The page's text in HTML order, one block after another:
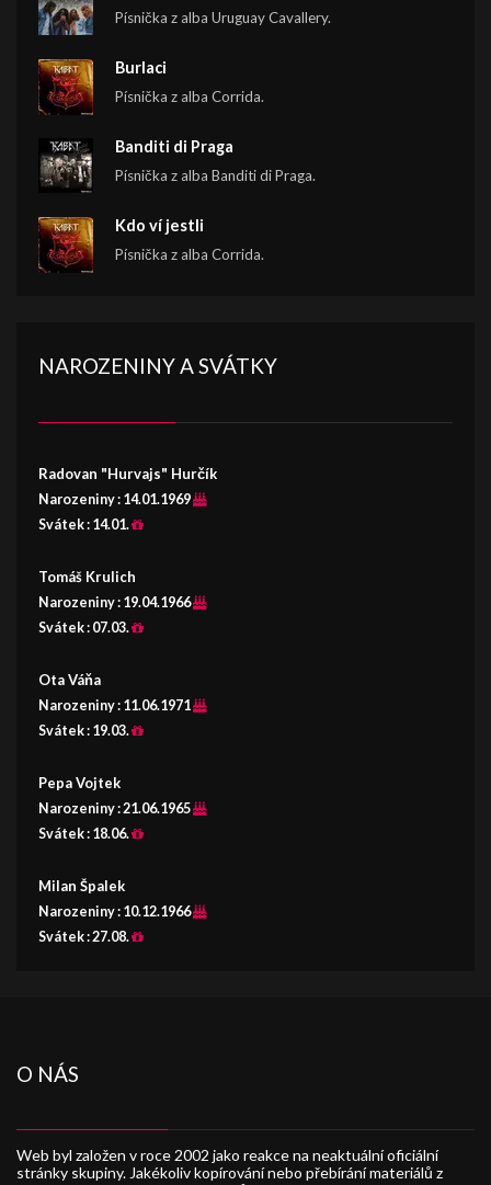
Písnička z alba Uruguay Cavallery.
Burlaci
Písnička z alba Corrida.
Banditi di Praga
Písnička z alba Banditi di Praga.
Kdo ví jestli
Písnička z alba Corrida.
NAROZENINY A SVÁTKY
Radovan "Hurvajs" Hurčík
Narozeniny : 14.01.1969
Svátek : 14.01.
Tomáš Krulich
Narozeniny : 19.04.1966
Svátek : 07.03.
Ota Váňa
Narozeniny : 11.06.1971
Svátek : 19.03.
Pepa Vojtek
Narozeniny :21.06.1965
Svátek : 18.06.
Milan Špalek
Narozeniny : 10.12.1966
Svátek :27.08.
O NÁS
Web byl založen v roce 2002 jako reakce na neaktuální oficiální
stránky skupiny. Jakékoliv kopírování nebo přebírání materiálů z